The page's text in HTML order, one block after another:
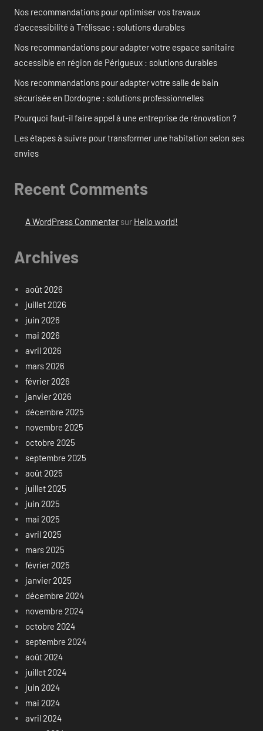
Nos recommandations pour optimiser vos travaux
d’accessibilité à Trélissac : solutions durables
Nos recommandations pour adapter votre espace sanitaire
accessible en région de Périgueux : solutions durables
Nos recommandations pour adapter votre salle de bain
sécurisée en Dordogne : solutions professionnelles
Pourquoi faut-il faire appel à une entreprise de rénovation ?
Les étapes à suivre pour transformer une habitation selon ses
envies
Recent Comments
A WordPress Commentersur Hello world!
Archives
août 2026
juillet 2026
juin 2026
mai 2026
avril 2026
mars 2026
février 2026
janvier 2026
décembre 2025
novembre 2025
octobre 2025
septembre 2025
août 2025
juillet 2025
juin 2025
mai 2025
avril 2025
mars 2025
février 2025
janvier 2025
décembre 2024
novembre 2024
octobre 2024
septembre 2024
août 2024
juillet 2024
juin 2024
mai 2024
avril 2024